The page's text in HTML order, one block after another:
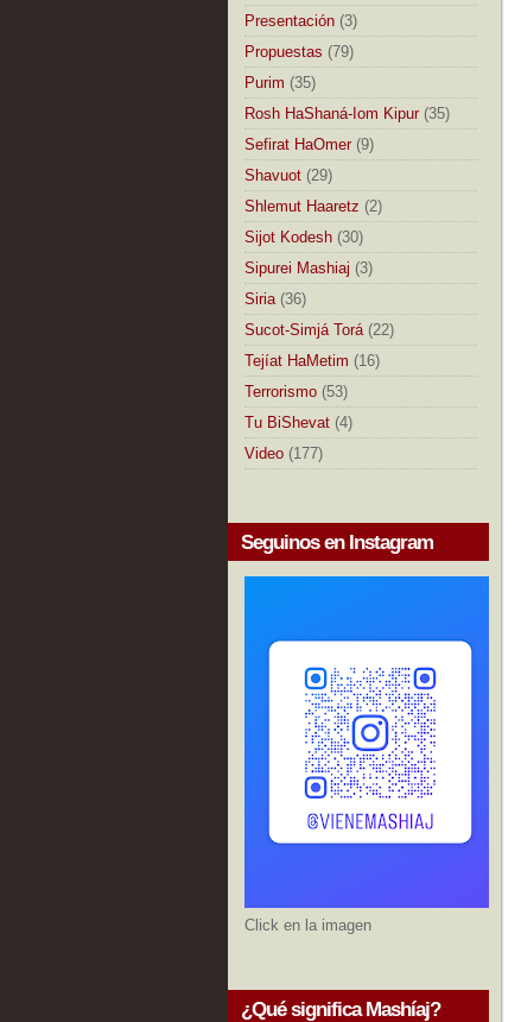
Presentación (3)
Propuestas (79)
Purim (35)
Rosh HaShaná-Iom Kipur (35)
Sefirat HaOmer (9)
Shavuot (29)
Shlemut Haaretz (2)
Sijot Kodesh (30)
Sipurei Mashiaj (3)
Siria (36)
Sucot-Simjá Torá (22)
Tejíat HaMetim (16)
Terrorismo (53)
Tu BiShevat (4)
Video (177)
Seguinos en Instagram
Click en la imagen
¿Qué significa Mashíaj?